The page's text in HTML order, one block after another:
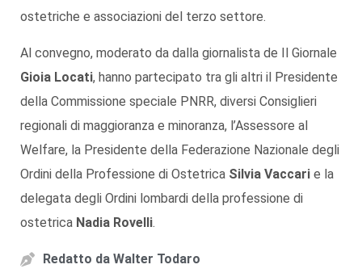
ostetriche e associazioni del terzo settore.
Al convegno, moderato da dalla giornalista de Il Giornale
Gioia Locati, hanno partecipato tra gli altri il Presidente
della Commissione speciale PNRR, diversi Consiglieri
regionali di maggioranza e minoranza, l’Assessore al
Welfare, la Presidente della Federazione Nazionale degli
Ordini della Professione di Ostetrica Silvia Vaccari e la
delegata degli Ordini lombardi della professione di
ostetrica Nadia Rovelli.
Redatto da Walter Todaro